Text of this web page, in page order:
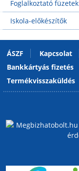
Foglalkoztató füzetek
Iskola-előkészítők
ÁSZF Kapcsolat
Bankkártyás fizetés
Termékvisszaküldés